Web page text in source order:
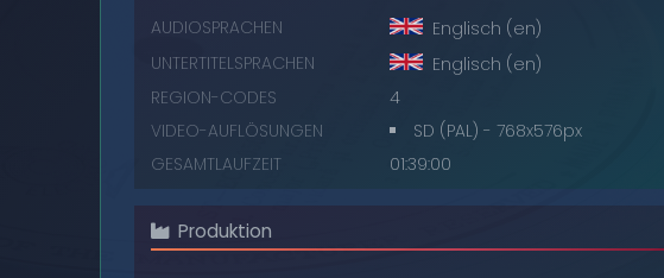
AUDIOSPRACHEN
Englisch (en)
UNTERTITELSPRACHEN
Englisch (en)
REGION-CODES
4
VIDEO-AUFLÖSUNGEN
SD (PAL) - 768x576px
GESAMTLAUFZEIT
01:39:00
Produktion